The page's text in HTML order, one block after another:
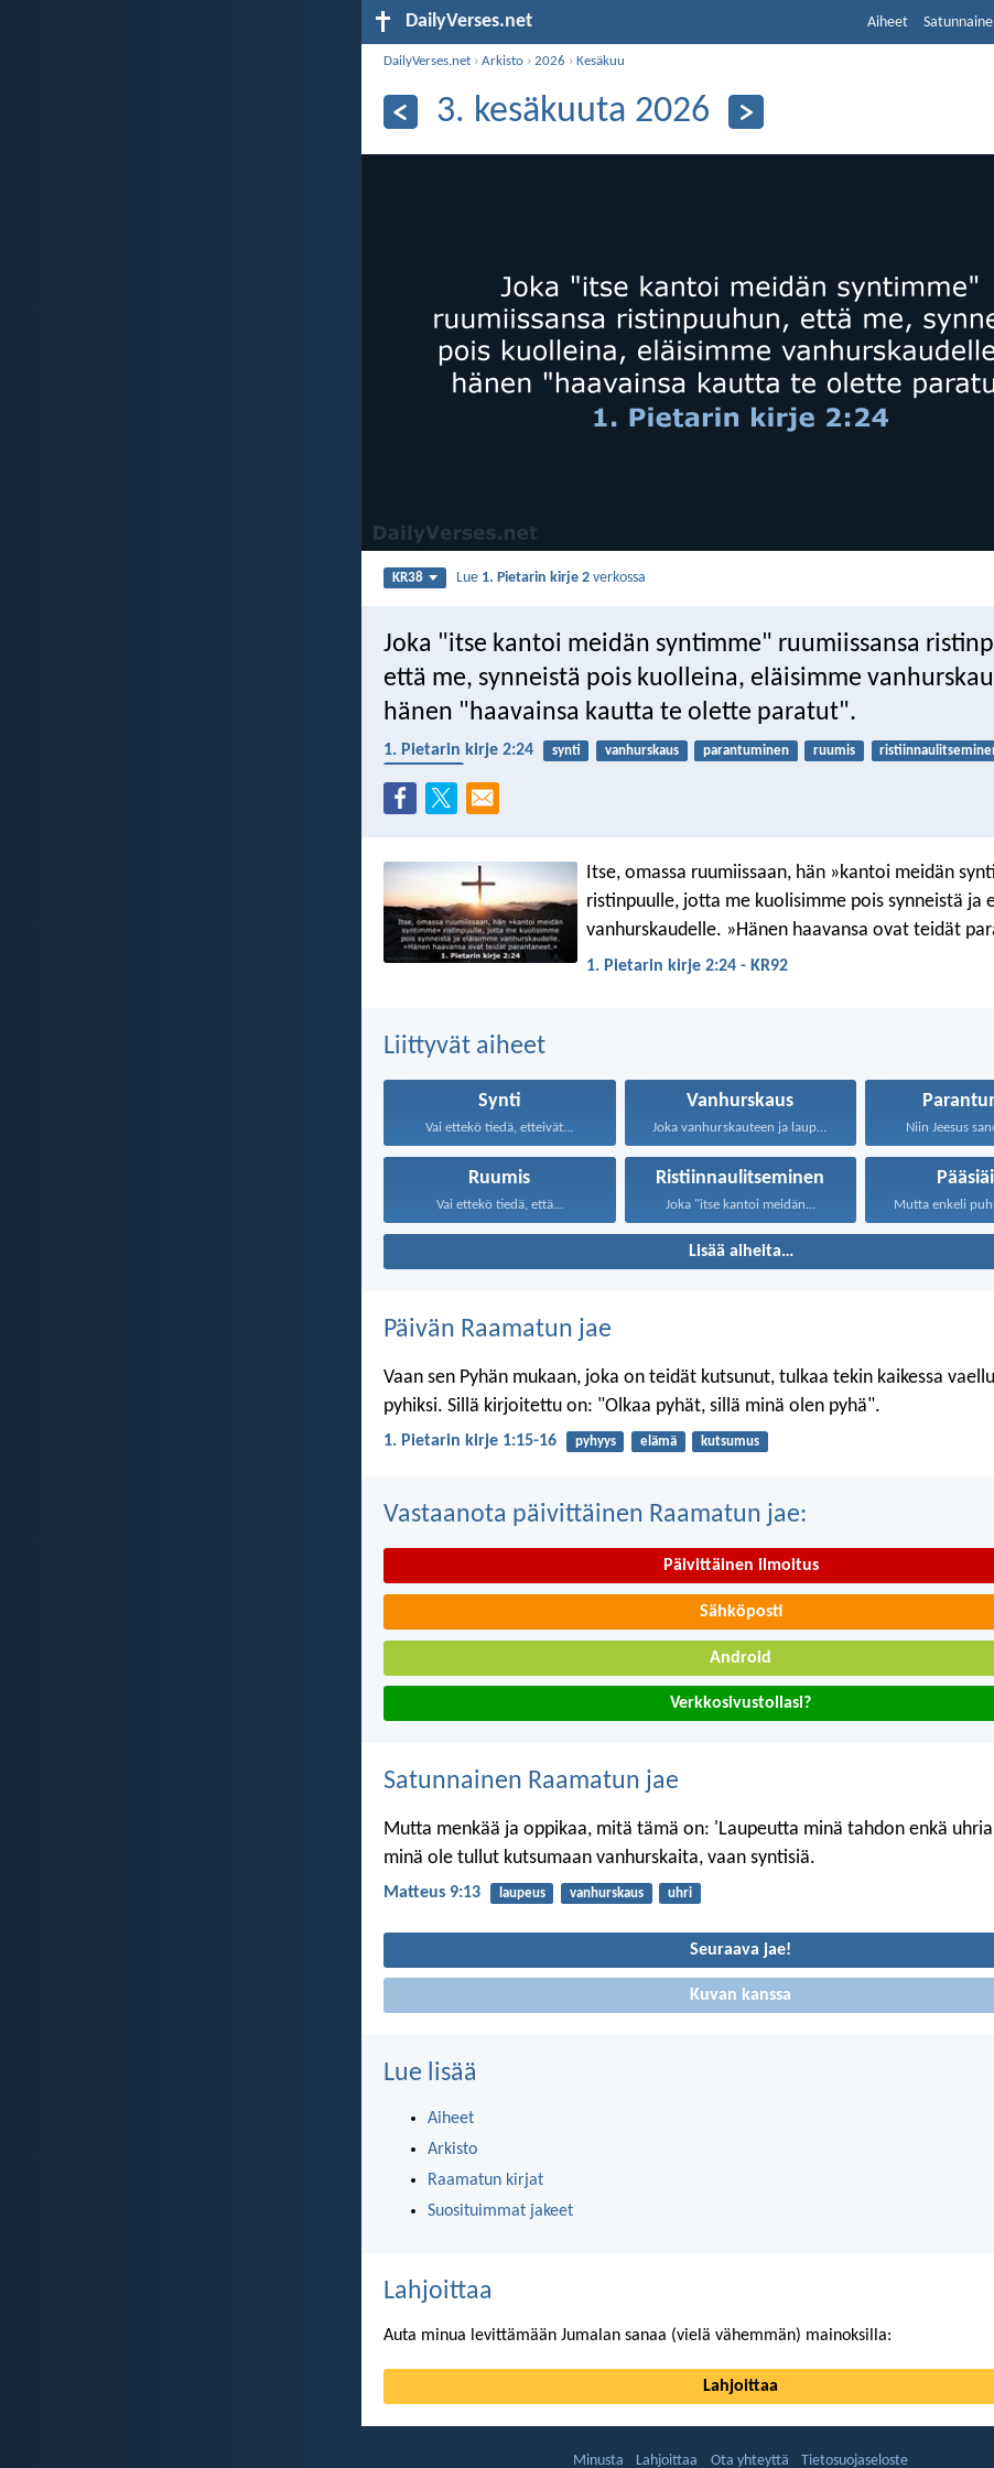
DailyVerses.net Aiheet
DailyVerses.net ›Arkisto ›2026 ›Kesäkuu
3. kesäkuuta 2026
KR38 Lue 1. Pietarin kirje 2 verkossa
Joka "itse kantoi meidän syntimme" ruumiissansa
että me, synneistä pois kuolleina, eläisimme
hänen "haavainsa kautta te olette paratut".
1. Pietarin kirje 2:24 synti vanhurskaus parantuminen ruumis
Itse, omassa ruumiissaan, hän »kantoi meidän
ristinpuulle, jotta me kuolisimme pois synneistä ja
vanhurskaudelle. »Hänen haavansa ovat teidät
1. Pietarin kirje 2:24 - KR92
Liittyvät aiheet
Synti
Vai ettekö tiedä, etteivät...
Vanhurskaus
Joka vanhurskauteen ja laupeuteen... Niin Jeesus
Ruumis
Vai ettekö tiedä, että...
Ristiinnaulitseminen
Joka "itse kantoi meidän... Mutta enkeli
Lisää aiheita…
Päivän Raamatun jae
Vaan sen Pyhän mukaan, joka on teidät kutsunut, tulkaa tekin kaikessa
pyhiksi. Sillä kirjoitettu on: "Olkaa pyhät, sillä minä olen pyhä".
1. Pietarin kirje 1:15-16 pyhyys elämä kutsumus
Vastaanota päivittäinen Raamatun jae:
Päivittäinen ilmoitus
Sähköposti
Android
Verkkosivustollasi?
Satunnainen Raamatun jae
Mutta menkää ja oppikaa, mitä tämä on: 'Laupeutta minä tahdon enkä
minä ole tullut kutsumaan vanhurskaita, vaan syntisiä.
Matteus 9:13 laupeus vanhurskaus uhri
Seuraava jae!
Kuvan kanssa
Lue lisää
Aiheet
Arkisto
Raamatun kirjat
Suosituimmat jakeet
Lahjoittaa
Auta minua levittämään Jumalan sanaa (vielä vähemmän) mainoksilla:
Lahjoittaa
Minusta Lahjoittaa Ota yhteyttä Tietosuojaseloste